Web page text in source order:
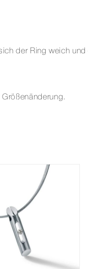
der Ring weich